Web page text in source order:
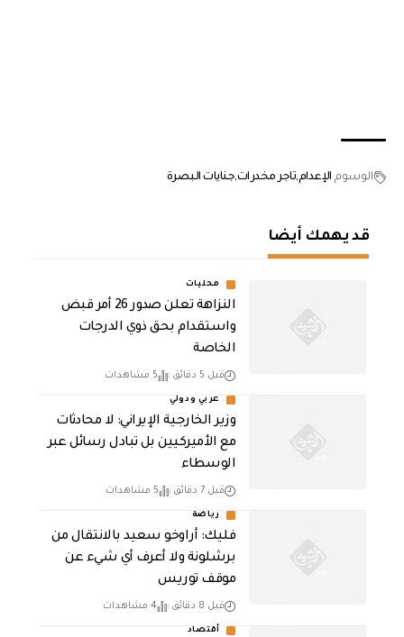
الوسوم الإعدامتاجر مخدراتجنايات البصرة
قد يهمك أيضا
محليات
النزاهة تعلن صدور 26 أمر قبض
واستقدام بحق ذوي الدرجات
الخاصة
قبل 5 دقائق 5 مشاهدات
عربي ودولي
‏وزير الخارجية الإيراني: لا محادثات
مع الأميركيين بل تبادل رسائل عبر
الوسطاء
قبل 7 دقائق 5 مشاهدات
رياضة
فليك: أراوخو سعيد بالانتقال من
برشلونة ولا أعرف أي شيء عن
موقف توريس
قبل 8 دقائق 4 مشاهدات
أقتصاد